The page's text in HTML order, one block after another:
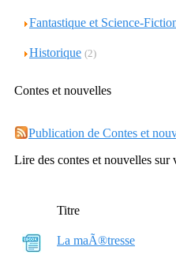
Fantastique et Science-
Historique (2)
Contes et nouvelles
Publication de Contes et
Lire des contes et nouvelles
Titre
La maÃ®tresse